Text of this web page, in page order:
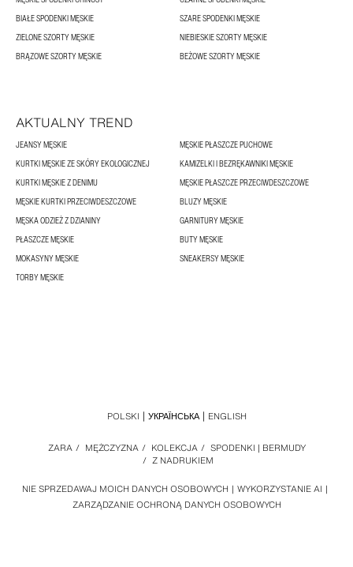
BIAŁE SPODENKI MĘSKIE
SZARE SPODENKI MĘSKIE
ZIELONE SZORTY MĘSKIE
NIEBIESKIE SZORTY MĘSKIE
BRĄZOWE SZORTY MĘSKIE
BEŻOWE SZORTY MĘSKIE
AKTUALNY TREND
JEANSY MĘSKIE
MĘSKIE PŁASZCZE PUCHOWE
KURTKI MĘSKIE ZE SKÓRY EKOLOGICZNEJ
KAMIZELKI I BEZRĘKAWNIKI MĘSKIE
KURTKI MĘSKIE Z DENIMU
MĘSKIE PŁASZCZE PRZECIWDESZCZOWE
MĘSKIE KURTKI PRZECIWDESZCZOWE
BLUZY MĘSKIE
MĘSKA ODZIEŻ Z DZIANINY
GARNITURY MĘSKIE
PŁASZCZE MĘSKIE
BUTY MĘSKIE
MOKASYNY MĘSKIE
SNEAKERSY MĘSKIE
TORBY MĘSKIE
NIE SPRZEDAWAJ MOICH DANYCH OSOBOWYCH
WYKORZYSTANIE AI
ZARZĄDZANIE OCHRONĄ DANYCH OSOBOWYCH
ZARA / MĘŻCZYZNA / KOLEKCJA / SPODENKI | BERMUDY
/ Z NADRUKIEM
POLSKI УКРАЇНСЬКА ENGLISH